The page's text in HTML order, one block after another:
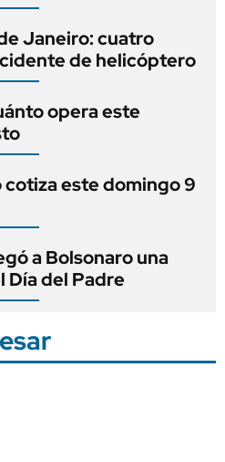
Janeiro: cuatro
de helicóptero
opera este
cotiza este domingo 9
a Bolsonaro una
Día del Padre